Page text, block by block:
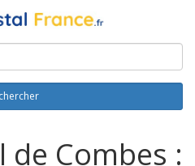
de Combes :